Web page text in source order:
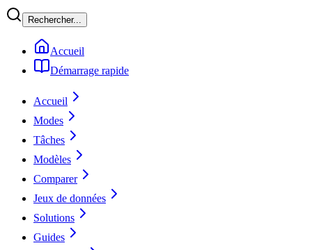
Rechercher...
Accueil
Démarrage rapide
Accueil
Modes
Tâches
Modèles
Comparer
Jeux de données
Solutions
Guides